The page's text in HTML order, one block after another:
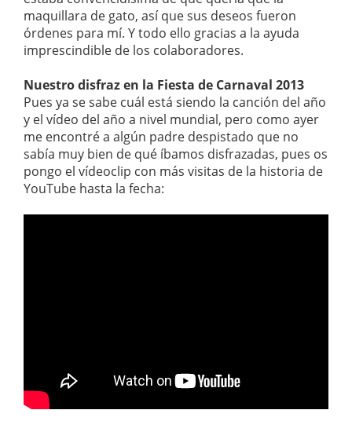
maquillara de gato, así que sus deseos fueron
órdenes para mí. Y todo ello gracias a la ayuda
imprescindible de los colaboradores.
Nuestro disfraz en la Fiesta de Carnaval 2013
Pues ya se sabe cuál está siendo la canción del año
y el vídeo del año a nivel mundial, pero como ayer
me encontré a algún padre despistado que no
sabía muy bien de qué íbamos disfrazadas, pues os
pongo el vídeoclip con más visitas de la historia de
YouTube hasta la fecha: